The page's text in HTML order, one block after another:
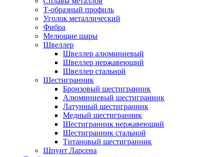
Т-образный профиль
Уголок металлический
Фибра
Мелющие шары
Швеллер
Швеллер алюминиевый
Швеллер нержавеющий
Швеллер стальной
Шестигранник
Бронзовый шестигранник
Алюминиевый шестигранник
Латунный шестигранник
Медный шестигранник
Шестигранник нержавеющий
Шестигранник стальной
Титановый шестигранник
Шпунт Ларсена